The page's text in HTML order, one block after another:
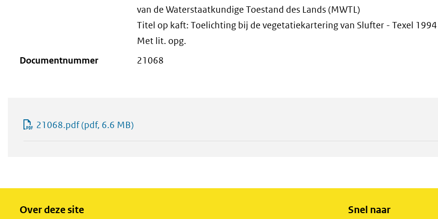
van de Waterstaatkundige Toestand des Lands (MWTL)
Titel op kaft: Toelichting bij de vegetatiekartering van Slufter - Texel 1994
Met lit. opg.
Documentnummer
21068
21068.pdf(pdf, 6.6 MB)
Over deze site Snel naar